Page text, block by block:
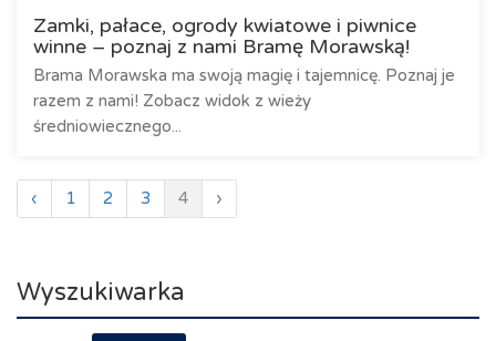
Zamki, pałace, ogrody kwiatowe i piwnice
winne – poznaj z nami Bramę Morawską!
Brama Morawska ma swoją magię i tajemnicę. Poznaj je
razem z nami! Zobacz widok z wieży
średniowiecznego...
‹ 1 2 3 4 ›
Wyszukiwarka